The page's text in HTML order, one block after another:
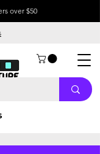
over $50